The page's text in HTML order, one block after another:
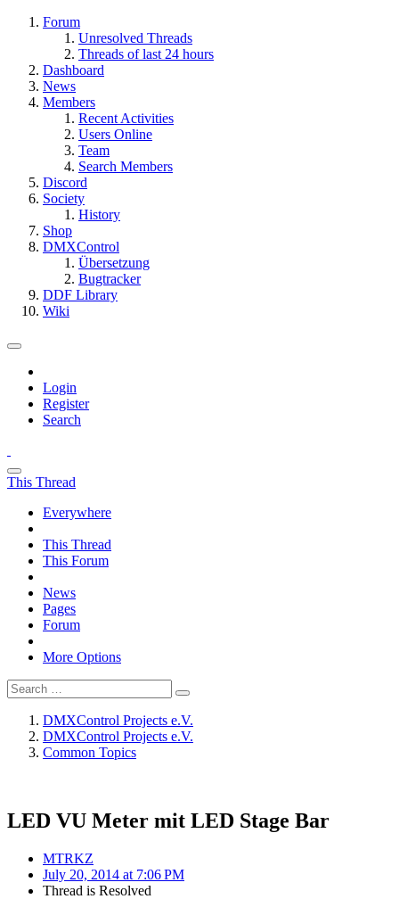
Forum
Unresolved Threads
Threads of last 24 hours
Dashboard
News
Members
Recent Activities
Users Online
Team
Search Members
Discord
Society
History
Shop
DMXControl
Übersetzung
Bugtracker
DDF Library
Wiki
Login
Register
Search
This Thread
Everywhere
This Thread
This Forum
News
Pages
Forum
More Options
DMXControl Projects e.V.
DMXControl Projects e.V.
Common Topics
LED VU Meter mit LED Stage Bar
MTRKZ
July 20, 2014 at 7:06 PM
Thread is Resolved